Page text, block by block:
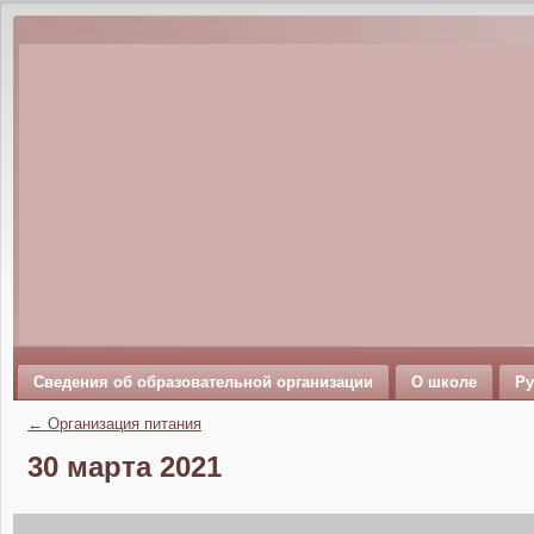
Сведения об образовательной организации О школе
← Организация питания
30 марта 2021